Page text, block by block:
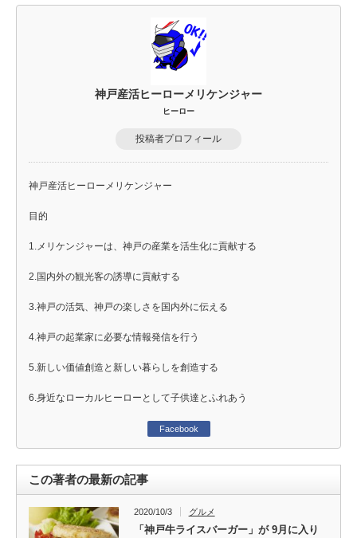
神戸産活ヒーローメリケンジャー
ヒーロー
投稿者プロフィール
神戸産活ヒーローメリケンジャー
目的
1.メリケンジャーは、神戸の産業を活生化に貢献する
2.国内外の観光客の誘導に貢献する
3.神戸の活気、神戸の楽しさを国内外に伝える
4.神戸の起業家に必要な情報発信を行う
5.新しい価値創造と新しい暮らしを創造する
6.身近なローカルヒーローとして子供達とふれあう
Facebook
この著者の最新の記事
2020/10/3 グルメ
「神戸牛ライスバーガー」が 9月に入り